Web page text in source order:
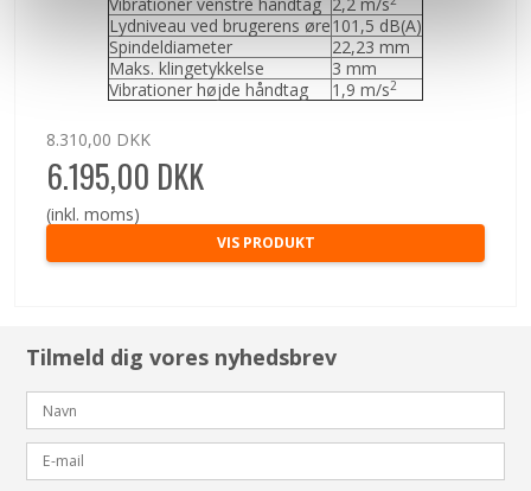
Lydniveau ved brugerens øre101,5 dB(A)
Spindeldiameter
22,23 mm
Maks. klingetykkelse
3 mm
Vibrationer højde håndtag
1,9 m/s2
8.310,00 DKK
6.195,00 DKK
(inkl. moms)
VIS PRODUKT
Tilmeld dig vores nyhedsbrev